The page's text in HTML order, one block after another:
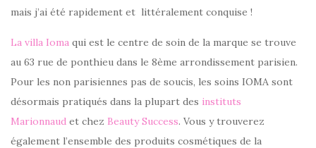
mais j’ai été rapidement et littéralement conquise !
La villa Ioma qui est le centre de soin de la marque se trouve
au 63 rue de ponthieu dans le 8ème arrondissement parisien.
Pour les non parisiennes pas de soucis, les soins IOMA sont
désormais pratiqués dans la plupart des instituts
Marionnaud et chez Beauty Success. Vous y trouverez
également l’ensemble des produits cosmétiques de la